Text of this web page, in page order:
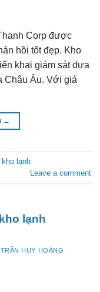
Corp được
hồi tốt đẹp. Kho
khai giám sát dựa
Châu Âu. Với giá
→
lạnh
Leave a comment
lạnh
TRẦN HUY HOÀNG